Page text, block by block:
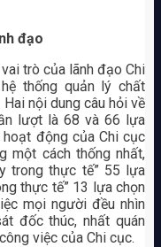
đạo
trò của lãnh đạo Chi
thống quản lý chất
nội dung câu hỏi về
lượt là 68 và 66 lựa
động của Chi cục
một cách thống nhất,
trong thực tế” 55 lựa
thực tế” 13 lựa chọn
mọi người đều nhìn
đốc thúc, nhất quán
việc của Chi cục.